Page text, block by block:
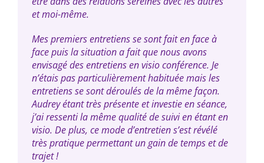
et moi-même.
Mes premiers entretiens se sont fait en face à
face puis la situation a fait que nous avons
envisagé des entretiens en visio conférence. Je
n’étais pas particulièrement habituée mais les
entretiens se sont déroulés de la même façon.
Audrey étant très présente et investie en séance,
j’ai ressenti la même qualité de suivi en étant en
visio. De plus, ce mode d’entretien s’est révélé
très pratique permettant un gain de temps et de
trajet !